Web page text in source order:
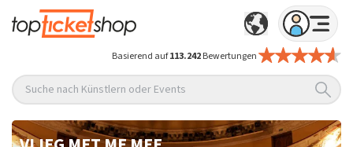
Basierend auf113.242Bewertungen
Suche nach Künstlern oder Events